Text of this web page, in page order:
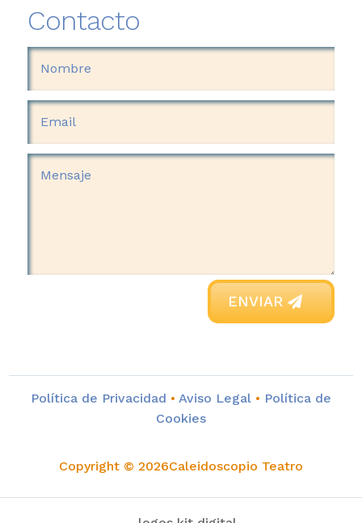
Contacto
ENVIAR
Política de Privacidad • Aviso Legal • Política de
Cookies
Copyright © 2026Caleidoscopio Teatro